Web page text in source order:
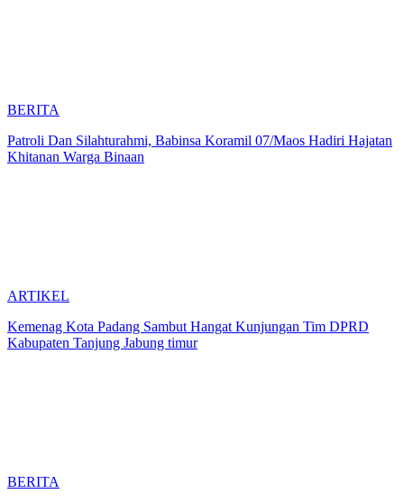
BERITA
Patroli Dan Silahturahmi, Babinsa Koramil 07/Maos Hadiri Hajatan
Khitanan Warga Binaan
ARTIKEL
Kemenag Kota Padang Sambut Hangat Kunjungan Tim DPRD
Kabupaten Tanjung Jabung timur
BERITA